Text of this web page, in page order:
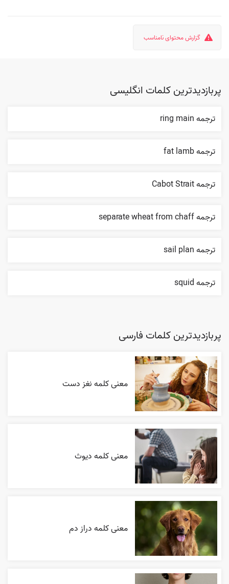
گزارش محتوای نامناسب
پربازدیدترین کلمات انگلیسی
ترجمه ring main
ترجمه fat lamb
ترجمه Cabot Strait
ترجمه separate wheat from chaff
ترجمه sail plan
ترجمه squid
پربازدیدترین کلمات فارسی
معنی کلمه نغز دست
معنی کلمه دیوث
معنی کلمه دراز دم